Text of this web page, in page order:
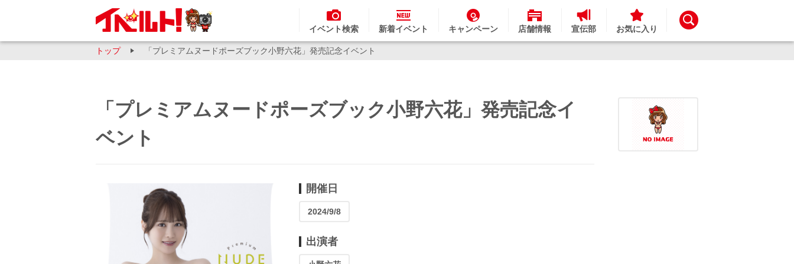
イベント検索 新着イベント キャンペーン 店舗情報 宣伝部 お気に入り
トップ 「プレミアムヌードポーズブック小野六花」発売記念イベント
「プレミアムヌードポーズブック小野六花」発売記念イ
ベント
開催日
2024/9/8
出演者